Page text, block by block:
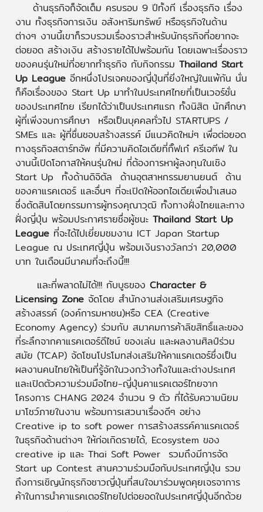
ด้านธุรกิจก็จัดเต็ม ครบรอบ 9 ปีทั้งที เรื่องธุรกิจ เรื่อง
งาน ทั้งธุรกิจการเงิน อสังหาริมทรัพย์ หรือธุรกิจในด้าน
ต่างๆ งานนี้เขาก็รวบรวมเรื่องราวสำหรับนักธุรกิจที่อยากจะ
ต่อยอด สร้างเงิน สร้างรายได้ไปพร้อมกัน โดยเฉพาะเรื่องราว
ของคนรุ่นใหม่ที่อยากทำธุรกิจ กับกิจกรรม Thailand Start
Up Leagueอีกหนึ่งโปรเจคของญี่ปุ่นที่ยิ่งใหญ่ในแพ้กัน นั่น
ก็คือเรื่องของ Start Up มาทำในประเทศไทยที่เป็นเวอร์ชั่น
ของประเทศไทย เรียกได้ว่าเป็นประเทศแรก ทั้งนิสิต นักศึกษา
ผู้ที่เพิ่งจบการศึกษา หรือเป็นบุคคลทั่วไป STARTUPS /
SMEs และ ผู้ที่ชื่นชอบสร้างสรรค์ มีแนวคิดใหม่ๆ เพื่อต่อยอด
ทางธุรกิจสตาร์ทอัพ ที่มีความคิดไอเดียที่กิ๊ฟเก๋ ครีเอทีฟ ใน
งานนี้เปิดโอกาสให้คนรุ่นใหม่ ที่ต้องการหาผู้ลงทุนในเชิง
Start Up ทั้งด้านดิจิตัล ด้านอุตสาหกรรมยานยนต์ ด้าน
ของคาแรคเตอร์ และอื่นๆ ที่จะเปิดให้ออกไอเดียเพื่อนำเสนอ
ซึ่งตัดสินโดยกรรมการผู้ทรงคุณาวุฒิ ทั้งทางฝั่งไทยและทาง
ฝั่งญี่ปุ่น พร้อมประกาศรายชื่อผู้ชนะ Thailand Start Up
Leagueที่จะได้ไปเยี่ยมชมงาน ICT Japan Startup
League ณ ประเทศญี่ปุ่น พร้อมเงินรางวัลกว่า 20,000
บาท ในเดือนมีนาคมที่จะถึงนี้!!!
และที่พลาดไม่ได้!!! กับบูธของ Character &
Licensing Zone จัดโดย สำนักงานส่งเสริมเศรษฐกิจ
สร้างสรรค์ (องค์การมหาชน)หรือ CEA (Creative
Economy Agency) ร่วมกับ สมาคมการค้าลิขสิทธิ์และของ
ที่ระลึกจากคาแรคเตอร์ดีไซน์ ของเล่น และผลงานศิลป์ร่วม
สมัย (TCAP) จัดโซนโปรโมทส่งเสริมให้คาแรคเตอร์ซึ่งเป็น
ผลงานคนไทยให้เป็นที่รู้จักในวงกว้างทั้งในและต่างประเทศ
และเปิดตัวความร่วมมือไทย-ญี่ปุ่นคาแรคเตอร์ไทยจาก
โครงการ CHANG 2024 จำนวน 9 ตัว ที่ได้รับความนิยม
มาโชว์ภายในงาน พร้อมการเสวนาเรื่องดีๆ อย่าง
Creative ip to soft power การสร้างสรรค์คาแรคเตอร์
ในธุรกิจด้านต่างๆ ให้ก่อเกิดรายได้, Ecosystem ของ
creative ip และ Thai Soft Power รวมถึงมีการจัด
Start up Contest สานความร่วมมือกับประเทศญี่ปุ่น รวม
ถึงการเชิญนักธุรกิจชาวญี่ปุ่นที่สนใจมาร่วมพูดคุยเจรจาการ
ค้าในการนำคาแรคเตอร์ไทยไปต่อยอดในประเทศญี่ปุ่นอีกด้วย